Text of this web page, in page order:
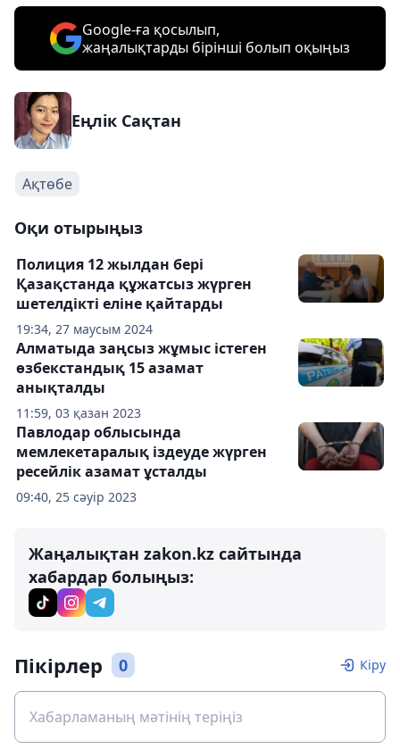
Google-ға қосылып,
жаңалықтарды бірінші болып оқыңыз
Еңлік Сақтан
Ақтөбе
Оқи отырыңыз
19:34, 27 маусым 2024
Полиция 12 жылдан бері
Қазақстанда құжатсыз жүрген
шетелдікті еліне қайтарды
11:59, 03 қазан 2023
Алматыда заңсыз жұмыс істеген
өзбекстандық 15 азамат
анықталды
09:40, 25 сәуір 2023
Павлодар облысында
мемлекетаралық іздеуде жүрген
ресейлік азамат ұсталды
Жаңалықтан zakon.kz сайтында
хабардар болыңыз:
Пікірлер 0 Кіру